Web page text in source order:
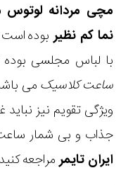
نما کم نظیر بوده
با لباس مجلسی بوده
ساعت کلاسیک می
ویژگی تقویم نیز
جذاب و بی شمار
ایران تایمر مراجعه